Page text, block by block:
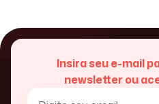
Insira seu e-mail
newsletter ou